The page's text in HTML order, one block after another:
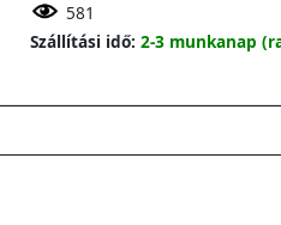
581
Szállítási idő: 2-3 munkanap